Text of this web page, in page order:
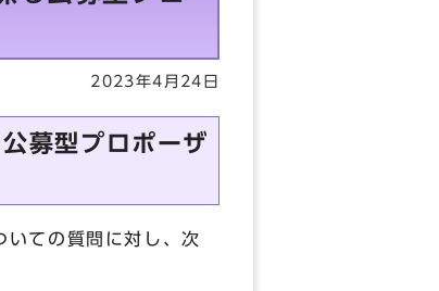
2023年4月24日
募型プロポーザ
ての質問に対し、次